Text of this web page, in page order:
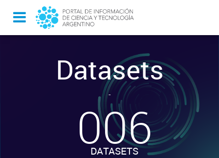
Datasets
-
006
DATASETS